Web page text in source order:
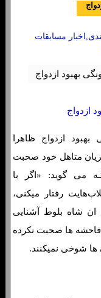
مسابقات
ازدواج
ازدواج ظاهرا
متاهل خود صحبت
می گوید: «اگر با
رفتار میکنی،
ان شاه بلوط آشنایی
فاحشه ها صحبت نکرده
ها شوخی نمیکنند.